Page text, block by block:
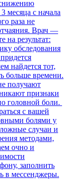
месяца с начала
раза не
Врач —
на результат:
обследования
найдется тот,
больше времени.
получают
признаки
головной боли.
с вашей
болями у
случаи и
методами,
очно и
заполнить
в мессенджеры.